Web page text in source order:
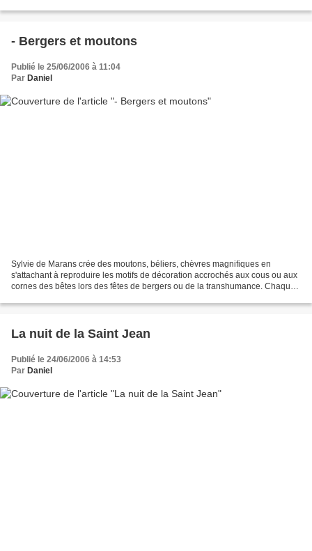
- Bergers et moutons
Publié le 25/06/2006 à 11:04
Par Daniel
Sylvie de Marans crée des moutons, béliers, chèvres magnifiques en
s'attachant à reproduire les motifs de décoration accrochés aux cous ou aux
cornes des bêtes lors des fêtes de bergers ou de la transhumance. Chaque
La nuit de la Saint Jean
Publié le 24/06/2006 à 14:53
Par Daniel